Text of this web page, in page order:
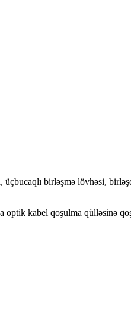
birləşmə lövhəsi,
kabel qoşulma qülləsinə